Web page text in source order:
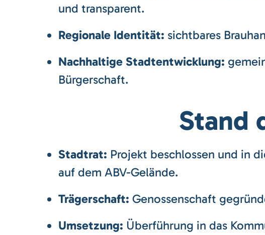
und transparent.
Regionale Identität: sichtbares
Nachhaltige Stadtentwicklung:
Bürgerschaft.
Stand
Stadtrat: Projekt beschlossen und in
auf dem ABV-Gelände.
Trägerschaft: Genossenschaft
Umsetzung: Überführung in das